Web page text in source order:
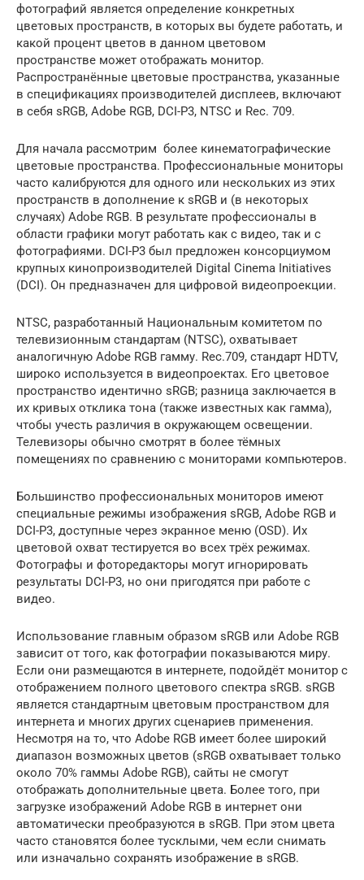
фотографий является определение конкретных
цветовых пространств, в которых вы будете работать, и
какой процент цветов в данном цветовом
пространстве может отображать монитор.
Распространённые цветовые пространства, указанные
в спецификациях производителей дисплеев, включают
в себя sRGB, Adobe RGB, DCI-P3, NTSC и Rec. 709.
Для начала рассмотрим более кинематографические
цветовые пространства. Профессиональные мониторы
часто калибруются для одного или нескольких из этих
пространств в дополнение к sRGB и (в некоторых
случаях) Adobe RGB. В результате профессионалы в
области графики могут работать как с видео, так и с
фотографиями. DCI-P3 был предложен консорциумом
крупных кинопроизводителей Digital Cinema Initiatives
(DCI). Он предназначен для цифровой видеопроекции.
NTSC, разработанный Национальным комитетом по
телевизионным стандартам (NTSC), охватывает
аналогичную Adobe RGB гамму. Rec.709, стандарт HDTV,
широко используется в видеопроектах. Его цветовое
пространство идентично sRGB; разница заключается в
их кривых отклика тона (также известных как гамма),
чтобы учесть различия в окружающем освещении.
Телевизоры обычно смотрят в более тёмных
помещениях по сравнению с мониторами компьютеров.
Большинство профессиональных мониторов имеют
специальные режимы изображения sRGB, Adobe RGB и
DCI-P3, доступные через экранное меню (OSD). Их
цветовой охват тестируется во всех трёх режимах.
Фотографы и фоторедакторы могут игнорировать
результаты DCI-P3, но они пригодятся при работе с
видео.
Использование главным образом sRGB или Adobe RGB
зависит от того, как фотографии показываются миру.
Если они размещаются в интернете, подойдёт монитор с
отображением полного цветового спектра sRGB. sRGB
является стандартным цветовым пространством для
интернета и многих других сценариев применения.
Несмотря на то, что Adobe RGB имеет более широкий
диапазон возможных цветов (sRGB охватывает только
около 70% гаммы Adobe RGB), сайты не смогут
отображать дополнительные цвета. Более того, при
загрузке изображений Adobe RGB в интернет они
автоматически преобразуются в sRGB. При этом цвета
часто становятся более тусклыми, чем если снимать
или изначально сохранять изображение в sRGB.